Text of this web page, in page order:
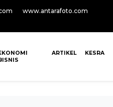
www.antarafoto.com
ARTIKEL KESRA